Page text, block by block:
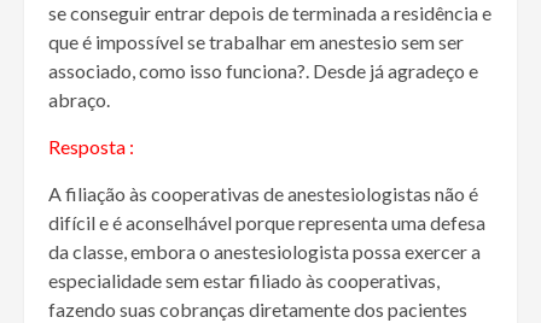
se conseguir entrar depois de terminada a residência e
que é impossível se trabalhar em anestesio sem ser
associado, como isso funciona?. Desde já agradeço e
abraço.
Resposta :
A filiação às cooperativas de anestesiologistas não é
difícil e é aconselhável porque representa uma defesa
da classe, embora o anestesiologista possa exercer a
especialidade sem estar filiado às cooperativas,
fazendo suas cobranças diretamente dos pacientes